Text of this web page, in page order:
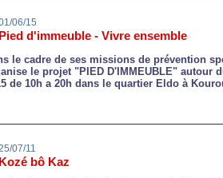
06/15
Pied d'immeuble - Vivre ensemble
le cadre de ses missions de prévention
le projet "PIED D'IMMEUBLE" autour
de 10h a 20h dans le quartier E ldo à K
07/11
Kozé bô Kaz